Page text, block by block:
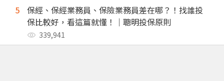
5
保經、保經業務員、保險業務員差在哪？！找誰投
保比較好，看這篇就懂！｜聰明投保原則
339,941